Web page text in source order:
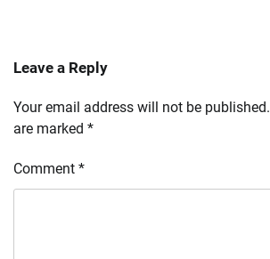
Leave a Reply
Your email address will not be published.
are marked *
Comment *